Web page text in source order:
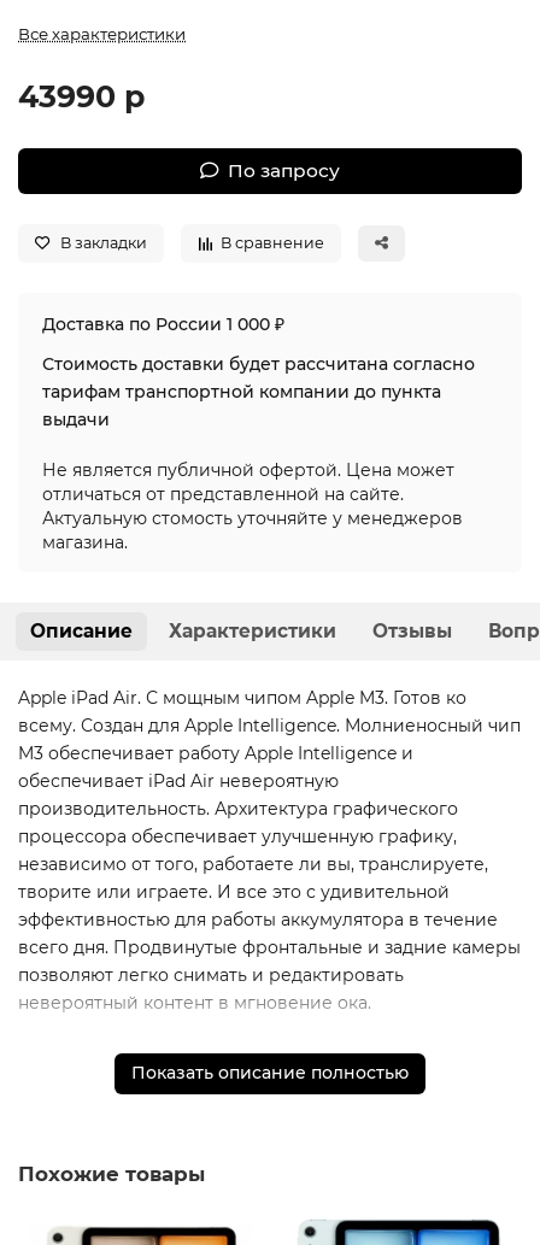
Все характеристики
43990 р
По запросу
В закладки В сравнение
Доставка по России 1 000 ₽
Стоимость доставки будет рассчитана согласно
тарифам транспортной компании до пункта
выдачи
Не является публичной офертой. Цена может
отличаться от представленной на сайте.
Актуальную стомость уточняйте у менеджеров
магазина.
Описание Характеристики Отзывы
Apple iPad Air. С мощным чипом Apple M3. Готов ко
всему. Создан для Apple Intelligence. Молниеносный чип
M3 обеспечивает работу Apple Intelligence и
обеспечивает iPad Air невероятную
производительность. Архитектура графического
процессора обеспечивает улучшенную графику,
независимо от того, работаете ли вы, транслируете,
творите или играете. И все это с удивительной
эффективностью для работы аккумулятора в течение
всего дня. Продвинутые фронтальные и задние камеры
позволяют легко снимать и редактировать
невероятный контент в мгновение ока.
* - Актуальную стоимость и наличие товара, а также
порядок доставки и оплаты необходимо уточнять у
обязательные приложения, в том числе единый
Показать описание полностью
Похожие товары